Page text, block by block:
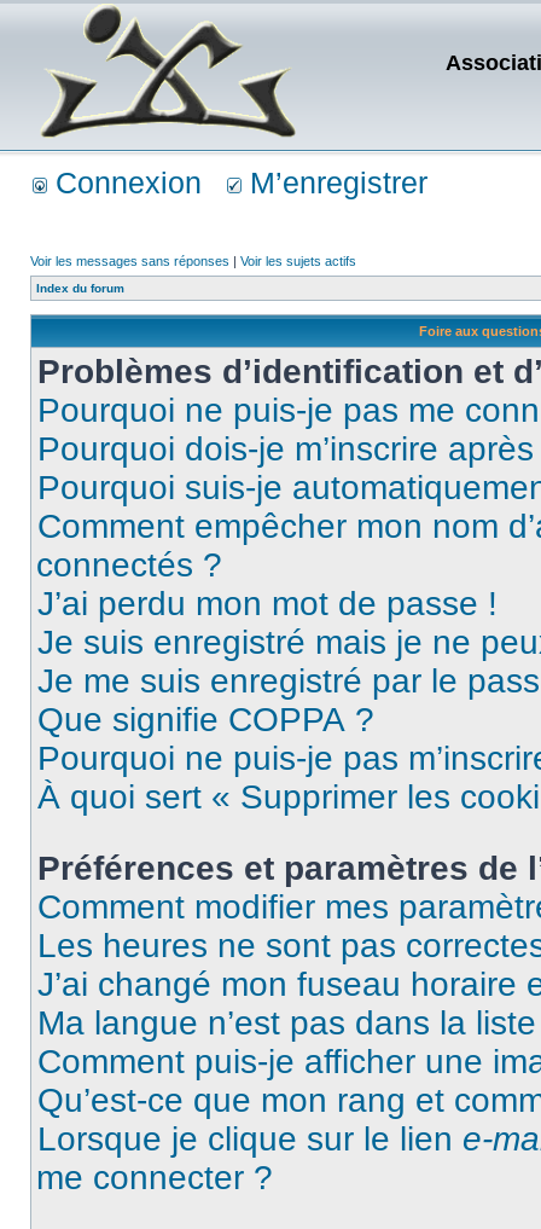
Connexion M’enregistrer
Voir les messages sans réponses | Voir les sujets actifs
Index du forum
Foire aux
Problèmes d’identification et
Pourquoi ne puis-je pas me
Pourquoi dois-je m’inscrire
Pourquoi suis-je
Comment empêcher mon nom
connectés ?
J’ai perdu mon mot de passe !
Je suis enregistré mais je ne
Je me suis enregistré par le
Que signifie COPPA ?
Pourquoi ne puis-je pas
À quoi sert « Supprimer les
Préférences et paramètres de
Comment modifier mes
Les heures ne sont pas
J’ai changé mon fuseau horaire
Ma langue n’est pas dans la
Comment puis-je afficher une
Qu’est-ce que mon rang et
Lorsque je clique sur le lien e-
me connecter ?